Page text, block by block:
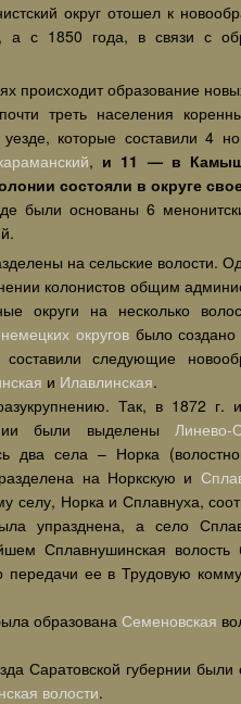
округ отошел к
а с 1850 года, в связи с
происходит образование
треть населения
которые составили 4
, и 11 — в
состояли в округе
были основаны 6
на сельские волости.
колонистов общим
округи на несколько
округов было
следующие
и Илавлинская.
Так, в 1872 г.
были выделены Линево-
два села – Норка
на Норкскую и
селу, Норка и Сплавнуха,
упразднена, а село
Сплавнушинская волость
передачи ее в Трудовую
образованаСеменовская
Саратовской губернии были
волости.